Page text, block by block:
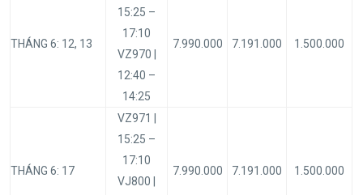
THÁNG 6: 12, 13
15:25 –
17:10
VZ970 |
12:40 –
14:25
7.990.000 7.191.000 1.500.000
THÁNG 6: 17
VZ971 |
15:25 –
17:10
VJ800 |
7.990.000 7.191.000 1.500.000